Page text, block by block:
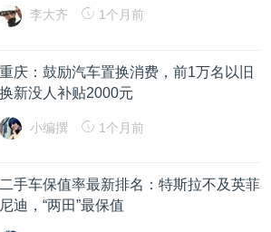
李大齐 1个月前
重庆：鼓励汽车置换消费，前1万名以旧
换新没人补贴2000元
小编撰 1个月前
二手车保值率最新排名：特斯拉不及英菲
尼迪，“两田”最保值